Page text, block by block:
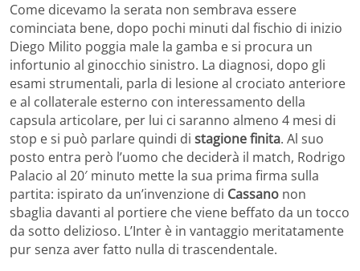
Come dicevamo la serata non sembrava essere
cominciata bene, dopo pochi minuti dal fischio di inizio
Diego Milito poggia male la gamba e si procura un
infortunio al ginocchio sinistro. La diagnosi, dopo gli
esami strumentali, parla di lesione al crociato anteriore
e al collaterale esterno con interessamento della
capsula articolare, per lui ci saranno almeno 4 mesi di
stop e si può parlare quindi di stagione finita. Al suo
posto entra però l’uomo che deciderà il match, Rodrigo
Palacio al 20′ minuto mette la sua prima firma sulla
partita: ispirato da un’invenzione di Cassano non
sbaglia davanti al portiere che viene beffato da un tocco
da sotto delizioso. L’Inter è in vantaggio meritatamente
pur senza aver fatto nulla di trascendentale.